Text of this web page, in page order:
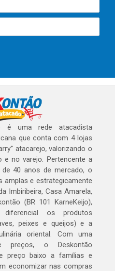
é uma rede atacadista
que conta com 4 lojas
atacarejo, valorizando o
e no varejo. Pertencente a
40 anos de mercado, o
amplas e estrategicamente
Imbiribeira, Casa Amarela,
(BR 101 KarneKeijo),
os produtos
peixes e queijos) e a
oriental. Com uma
preços, o Deskontão
preço baixo a famílias e
economizar nas compras